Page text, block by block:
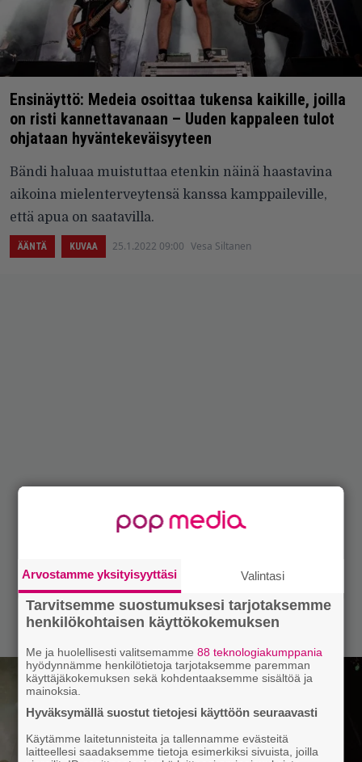
Ensinäyttö: Medeia osoittaa tukensa kaikille, joilla
on risti kannettavanaan – Uuden kappaleen tulot
ohjataan hyväntekeväisyyteen
Bändi haluaa muistuttaa etenkin näinä haastavina
aikoina mielenterveytensä kanssa kamppaileville,
että apua on saatavilla.
ÄÄNTÄ KUVAA 25.1.2022 09:00 Vesa Siltanen
Arvostamme yksityisyyttäsi Valintasi
Tarvitsemme suostumuksesi tarjotaksemme
henkilökohtaisen käyttökokemuksen
Me ja huolellisesti valitsemamme88 teknologiakumppania
hyödynnämme henkilötietoja tarjotaksemme paremman
käyttäjäkokemuksen sekä kohdentaaksemme sisältöä ja
mainoksia.
Hyväksymällä suostut tietojesi käyttöön seuraavasti
Käytämme laitetunnisteita ja tallennamme evästeitä
laitteellesi saadaksemme tietoja esimerkiksi sivuista, joilla